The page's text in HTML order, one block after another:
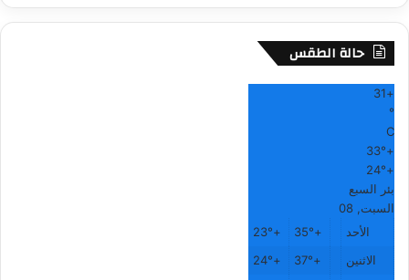
حالة الطقس
+
31
°
C
+
33°
+
24°
بئر السبع
السبت, 08
الأحد
+
35°
+
23°
الاثنين
+
37°
+
24°